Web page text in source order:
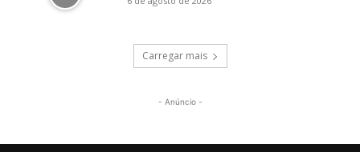
Carregar mais
- Anúncio -